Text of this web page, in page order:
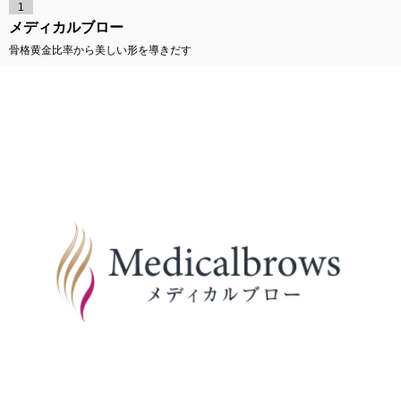
1
メディカルブロー
骨格黄金比率から美しい形を導きだす